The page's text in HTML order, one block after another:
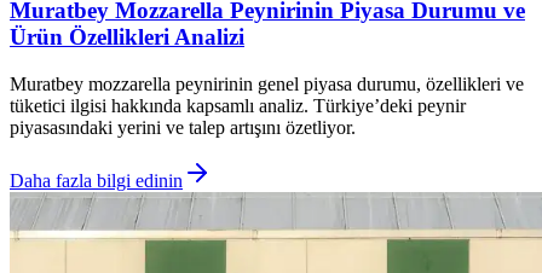
Muratbey Mozzarella Peynirinin Piyasa Durumu ve
Ürün Özellikleri Analizi
Muratbey mozzarella peynirinin genel piyasa durumu, özellikleri ve
tüketici ilgisi hakkında kapsamlı analiz. Türkiye’deki peynir
piyasasındaki yerini ve talep artışını özetliyor.
Daha fazla bilgi edinin